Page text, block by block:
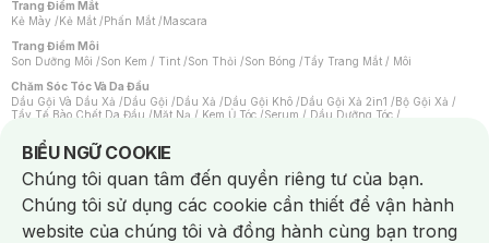
Trang Điểm Mắt
Kẻ Mày /Kẻ Mắt /Phấn Mắt /Mascara
Trang Điểm Môi
Son Dưỡng Môi /Son Kem / Tint /Son Thỏi /Son Bóng /Tẩy Trang Mắt / Môi
Chăm Sóc Tóc Và Da Đầu
Dầu Gội Và Dầu Xả /Dầu Gội /Dầu Xả /Dầu Gội Khô /Dầu Gội Xả 2in1 /Bộ Gội Xả /
Tẩy Tế Bào Chết Da Đầu /Mặt Nạ / Kem Ủ Tóc /Serum / Dầu Dưỡng Tóc /
Máy Sấy Tóc
Lược
Kem Tẩy Lông/Dụng Cụ Tẩy Lông
Nước Hoa
Nước Hoa Nam Nước Hoa Cao Cấp Xịt Thơm Toàn Thân
Nước Hoa Vùng Kín
BIỂU NGỮ COOKIE
Notice about cookies usage
Chúng tôi quan tâm đến quyền riêng tư của bạn.
Chúng tôi sử dụng các cookie cần thiết để vận hành
website của chúng tôi và đồng hành cùng bạn trong